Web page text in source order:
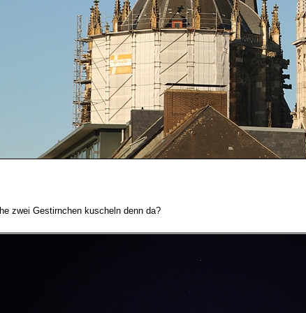
zwei Gestirnchen kuscheln denn da?